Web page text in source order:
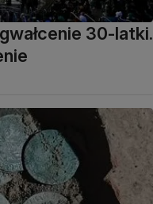
30-latki.